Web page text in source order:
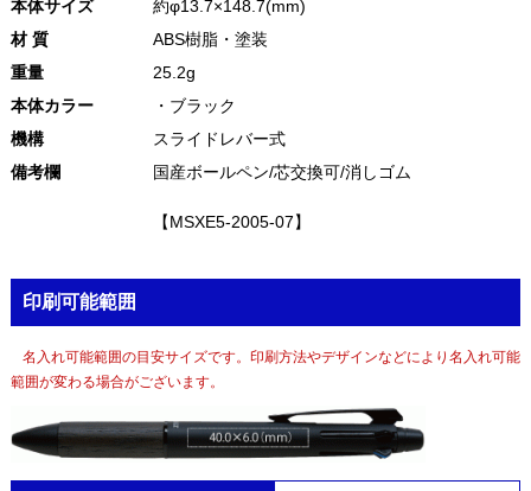
本体サイズ
約φ13.7×148.7(mm)
材 質
ABS樹脂・塗装
重量
25.2g
本体カラー
・ブラック
機構
スライドレバー式
備考欄
国産ボールペン/芯交換可/消しゴム
【MSXE5-2005-07】
印刷可能範囲
名入れ可能範囲の目安サイズです。印刷方法やデザインなどにより名入れ可能
範囲が変わる場合がございます。